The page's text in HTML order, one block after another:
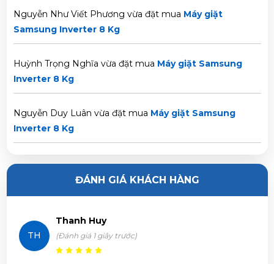
Nguyễn Như Viết Phương vừa đặt mua Máy giặt
Samsung Inverter 8 Kg
Huỳnh Trọng Nghĩa vừa đặt mua Máy giặt Samsung
Inverter 8 Kg
Nguyễn Duy Luân vừa đặt mua Máy giặt Samsung
Inverter 8 Kg
Inverter 8 Kg
ĐÁNH GIÁ KHÁCH HÀNG
TH
Thanh Huy
(Đánh giá 1 giây trước)